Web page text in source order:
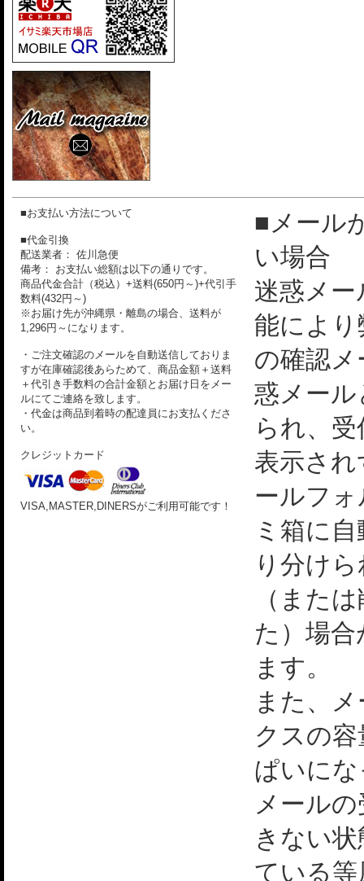
■お支払い方法について
■代金引換
配送業者： 佐川急便
備考： お支払い総額は以下の通りです。
商品代金合計（税込）+送料(650円～)+代引手
数料(432円～)
※お届け先が沖縄県・離島の場合、送料が
1,296円～になります。
・ご注文確認のメールを自動送信しておりま
すが在庫確認後あらためて、商品金額＋送料
＋代引き手数料の合計金額とお届け日をメー
ルにてご連絡を致します。
・代金は商品到着時の配達員にお支払くださ
い。
クレジットカード
VISA,MASTER,DINERSがご利用可能です！
■メール
い場合
迷惑メー
能によ
の確認
惑メー
られ、
表示さ
ールフ
ミ箱に
り分け
（また
た）場
ます。
また、
クスの
ぱいに
メール
きない
ている